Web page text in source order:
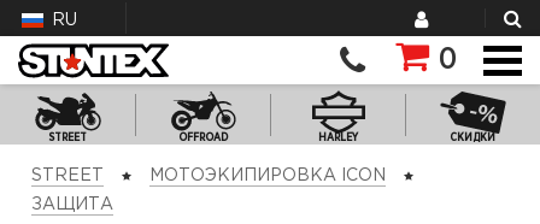
RU
0
STREET OFFROAD HARLEY СКИДКИ
STREET
МОТОЭКИПИРОВКА ICON
ЗАЩИТА